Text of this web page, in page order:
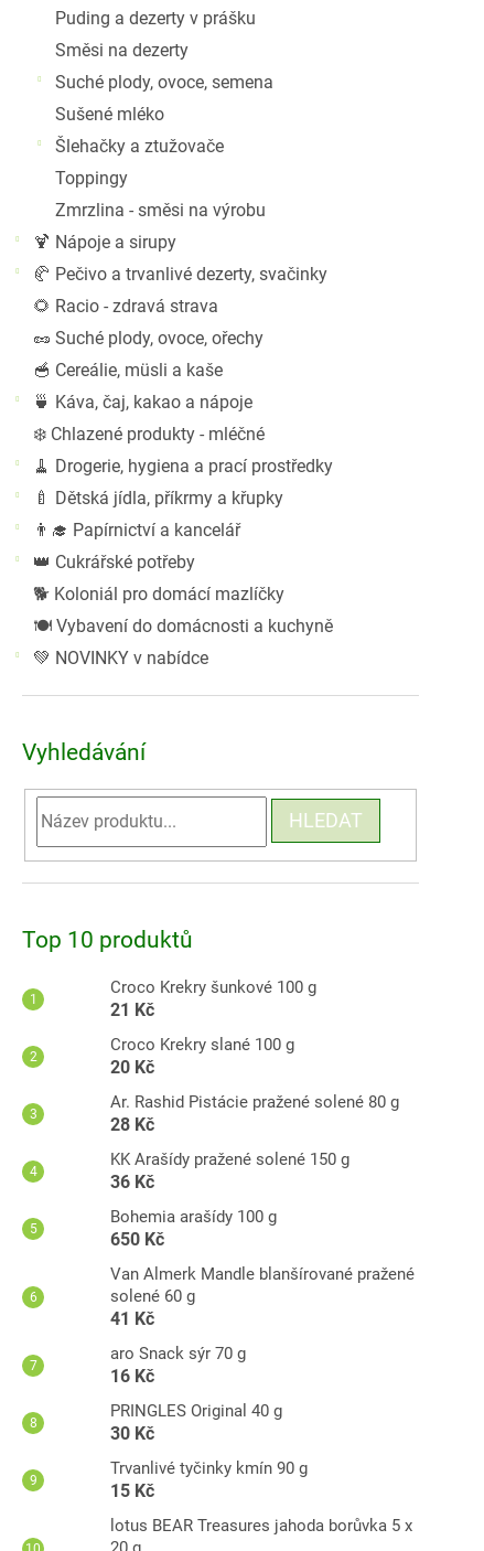
Puding a dezerty v prášku
Směsi na dezerty
Suché plody, ovoce, semena
Sušené mléko
Šlehačky a ztužovače
Toppingy
Zmrzlina - směsi na výrobu
🍹 Nápoje a sirupy
🥐 Pečivo a trvanlivé dezerty, svačinky
🌻 Racio - zdravá strava
🥜 Suché plody, ovoce, ořechy
🥣 Cereálie, müsli a kaše
🍵 Káva, čaj, kakao a nápoje
❄️ Chlazené produkty - mléčné
🧹 Drogerie, hygiena a prací prostředky
🍼 Dětská jídla, příkrmy a křupky
👨‍🎓 Papírnictví a kancelář
👑 Cukrářské potřeby
🐕 Koloniál pro domácí mazlíčky
🍽️ Vybavení do domácnosti a kuchyně
💚 NOVINKY v nabídce
Vyhledávání
HLEDAT
Top 10 produktů
Croco Krekry šunkové 100 g
21 Kč
Croco Krekry slané 100 g
20 Kč
Ar. Rashid Pistácie pražené solené 80 g
28 Kč
KK Arašídy pražené solené 150 g
36 Kč
Bohemia arašídy 100 g
650 Kč
Van Almerk Mandle blanšírované pražené
solené 60 g
41 Kč
aro Snack sýr 70 g
16 Kč
PRINGLES Original 40 g
30 Kč
Trvanlivé tyčinky kmín 90 g
15 Kč
lotus BEAR Treasures jahoda borůvka 5 x